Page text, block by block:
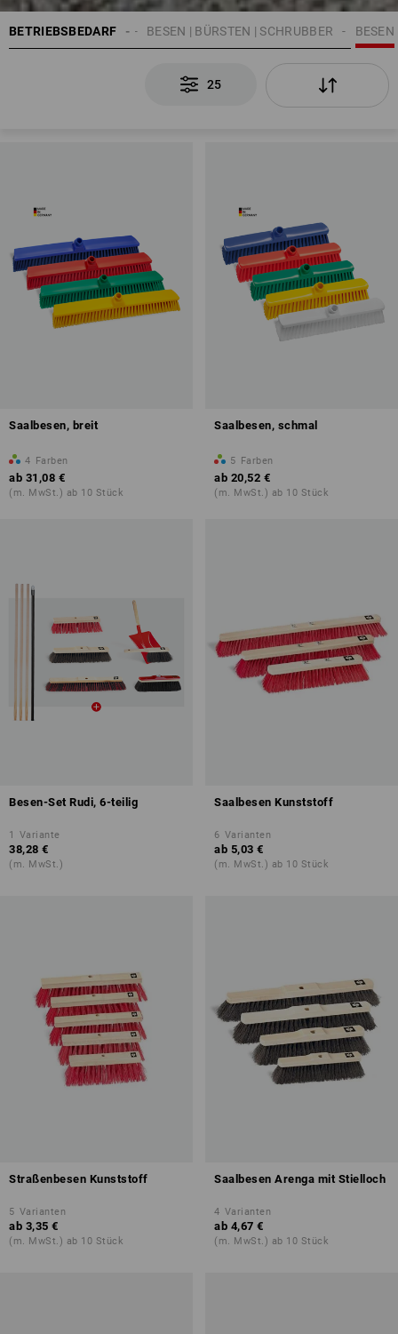
BETRIEBSBEDARF BESEN
BESEN | BÜRSTEN | SCHRUBBER
REINIGUNG
25
Saalbesen, breit
4 Farben
ab 31,08 €
(m. MwSt.) ab 10 Stück
Saalbesen, schmal
5 Farben
ab 20,52 €
(m. MwSt.) ab 10 Stück
Besen-Set Rudi, 6-teilig
1 Variante
38,28 €
(m. MwSt.)
Saalbesen Kunststoff
6 Varianten
ab 5,03 €
(m. MwSt.) ab 10 Stück
Straßenbesen Kunststoff
5 Varianten
ab 3,35 €
(m. MwSt.) ab 10 Stück
Saalbesen Arenga mit Stielloch
4 Varianten
ab 4,67 €
(m. MwSt.) ab 10 Stück